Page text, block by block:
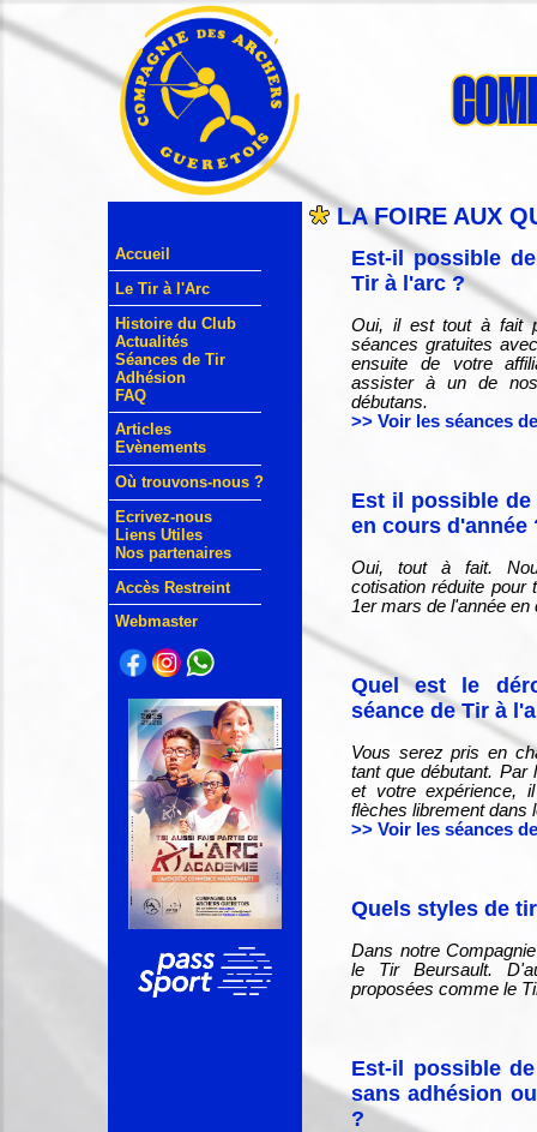
Accueil
Le Tir à l'Arc
Histoire du Club
Actualités
Séances de Tir
Adhésion
FAQ
Articles
Evènements
Où trouvons-nous ?
Ecrivez-nous
Liens Utiles
Nos partenaires
Accès Restreint
Webmaster
LA FOIRE AUX
Est-il possible
Tir à l'arc ?
Oui, il est tout à fait
séances gratuites
ensuite de votre
assister à un de
débutans.
>> Voir les séances
Est il possible
en cours d'année
Oui, tout à fait.
cotisation réduite pour
1er mars de l'année en
Quel est le
séance de Tir à
Vous serez pris en
tant que débutant. Par
et votre expérience,
flèches librement dans
>> Voir les séances
Quels styles de
Dans notre
le Tir Beursault.
proposées comme le
Est-il possible
sans adhésion
?